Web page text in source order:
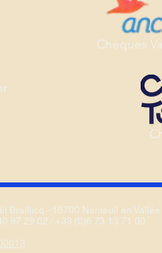
Chèques
Braillicq - 16700 Nanteuil en Vallée
29 02 / +33 (0)6 73 13 71 00